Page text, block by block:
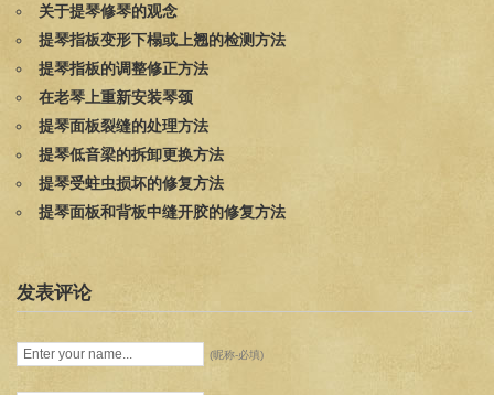
关于提琴修琴的观念
提琴指板变形下榻或上翘的检测方法
提琴指板的调整修正方法
在老琴上重新安装琴颈
提琴面板裂缝的处理方法
提琴低音梁的拆卸更换方法
提琴受蛀虫损坏的修复方法
提琴面板和背板中缝开胶的修复方法
发表评论
(昵称-必填)